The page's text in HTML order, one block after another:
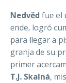
Nedvěd fue el
ende, logró
para llegar a
granja de su
primer
T.J. Skalná,